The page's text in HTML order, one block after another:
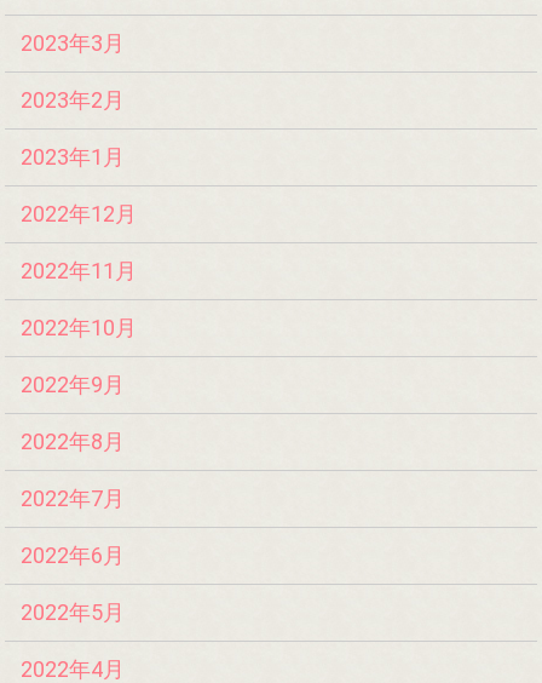
2023年3月
2023年2月
2023年1月
2022年12月
2022年11月
2022年10月
2022年9月
2022年8月
2022年7月
2022年6月
2022年5月
2022年4月